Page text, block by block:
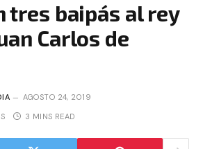
tres baipás al rey
Carlos de
AGOSTO 24, 2019
3 MINS READ